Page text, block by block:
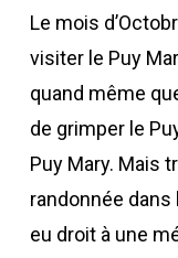
Le mois
visiter le Puy
quand même
de grimper le
Puy Mary. Mais
randonnée dans
eu droit à une